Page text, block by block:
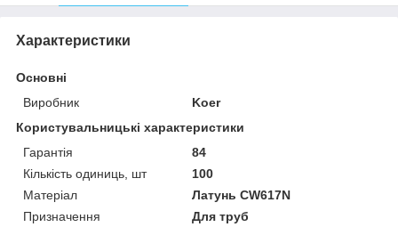
Характеристики
Основні
Виробник
Koer
Користувальницькі характеристики
Гарантія
84
Кількість одиниць, шт
100
Матеріал
Латунь CW617N
Призначення
Для труб